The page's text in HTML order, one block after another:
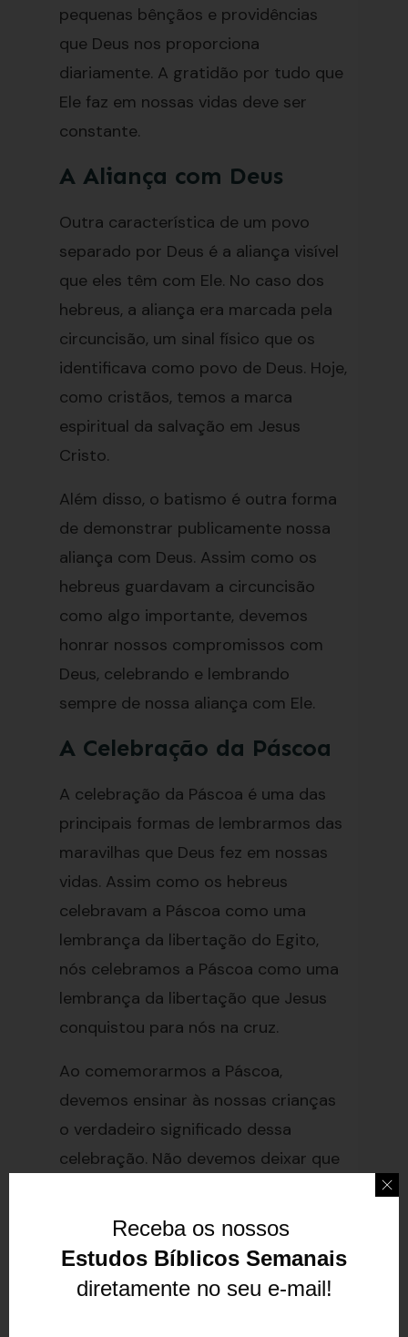
pequenas bênçãos e providências
que Deus nos proporciona
diariamente. A gratidão por tudo que
Ele faz em nossas vidas deve ser
constante.
A Aliança com Deus
Outra característica de um povo
separado por Deus é a aliança visível
que eles têm com Ele. No caso dos
hebreus, a aliança era marcada pela
circuncisão, um sinal físico que os
identificava como povo de Deus. Hoje,
como cristãos, temos a marca
espiritual da salvação em Jesus
Cristo.
Além disso, o batismo é outra forma
de demonstrar publicamente nossa
aliança com Deus. Assim como os
hebreus guardavam a circuncisão
como algo importante, devemos
honrar nossos compromissos com
Deus, celebrando e lembrando
sempre de nossa aliança com Ele.
A Celebração da Páscoa
A celebração da Páscoa é uma das
principais formas de lembrarmos das
maravilhas que Deus fez em nossas
vidas. Assim como os hebreus
celebravam a Páscoa como uma
lembrança da libertação do Egito,
nós celebramos a Páscoa como uma
lembrança da libertação que Jesus
conquistou para nós na cruz.
Ao comemorarmos a Páscoa,
devemos ensinar às nossas crianças
o verdadeiro significado dessa
celebração. Não devemos deixar que
propósito principal da Páscoa, que é
a libertação que Jesus nos trouxe.
Além disso, devemos lembrar de
Receba os nossos
Estudos Bíblicos Semanais
diretamente no seu e-mail!